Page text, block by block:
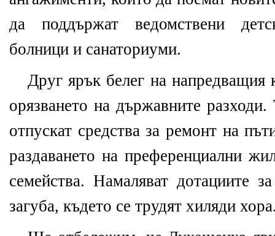
да поддържат ведомствени
болници и санаториуми.
Друг ярък белег на напредващия
орязването на държавните
отпускат средства за ремонт на
раздаването на преференциални
семейства. Намаляват дотациите
загуба, където се трудят хиляди